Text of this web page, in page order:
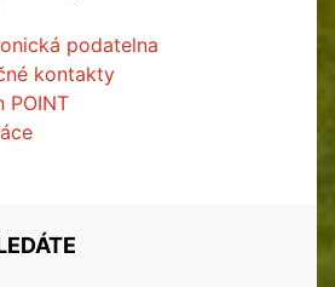
podatelna
kontakty
POINT